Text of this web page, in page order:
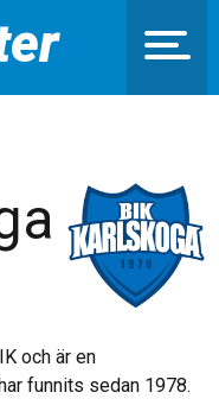
och är en
funnits sedan 1978.